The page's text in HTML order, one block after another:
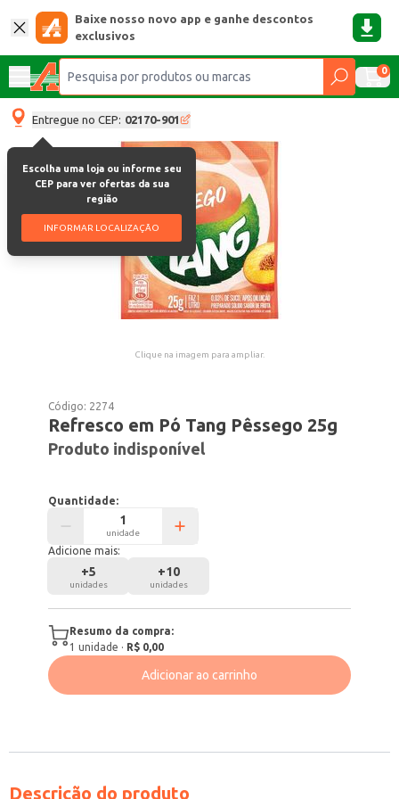
Baixe nosso novo app e ganhe descontos
exclusivos
0
Entregue no CEP: 02170-901
Escolha uma loja ou informe seu
CEP para ver ofertas da sua
região
INFORMAR LOCALIZAÇÃO
Clique na imagem para ampliar.
Código: 2274
Refresco em Pó Tang Pêssego 25g
Produto indisponível
Quantidade:
unidade
Adicione mais:
+5
unidades
+10
unidades
Resumo da compra:
1 unidade · R$ 0,00
Adicionar ao carrinho
Descrição do produto